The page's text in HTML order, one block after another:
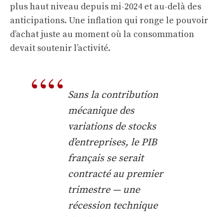
plus haut niveau depuis mi-2024 et au-delà des
anticipations. Une inflation qui ronge le pouvoir
d’achat juste au moment où la consommation
devait soutenir l’activité.
Sans la contribution
mécanique des
variations de stocks
d’entreprises, le PIB
français se serait
contracté au premier
trimestre — une
récession technique